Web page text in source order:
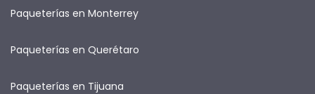
Paqueterías en Monterrey
Paqueterías en Querétaro
Paqueterías en Tijuana